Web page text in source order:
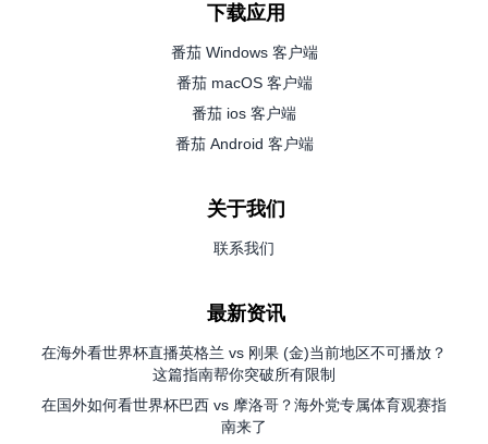
下载应用
番茄 Windows 客户端
番茄 macOS 客户端
番茄 ios 客户端
番茄 Android 客户端
关于我们
联系我们
最新资讯
在海外看世界杯直播英格兰 vs 刚果 (金)当前地区不可播放？
这篇指南帮你突破所有限制
在国外如何看世界杯巴西 vs 摩洛哥？海外党专属体育观赛指
南来了